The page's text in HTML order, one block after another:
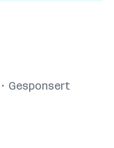
Gesponsert